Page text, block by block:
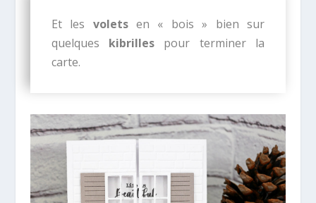
Et les voletsen « bois » bien sur
quelques kibrilles pour terminer la
carte.